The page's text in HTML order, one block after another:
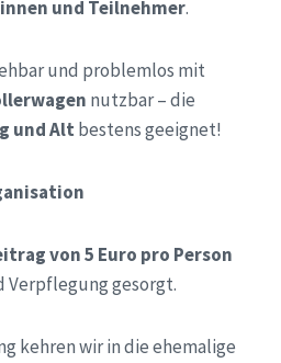
und Teilnehmer.
und problemlos mit
nutzbar – die
und Alt bestens geeignet!
von 5 Euro pro Person
Verpflegung gesorgt.
kehren wir in die ehemalige